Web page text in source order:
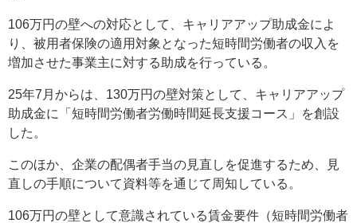
106万円の壁への対応として、キャリアアップ助成金によ
り、被用者保険の適用対象となった短時間労働者の収入を
増加させた事業主に対する助成を行っている。
25年7月からは、130万円の壁対策として、キャリアアップ
助成金に「短時間労働者労働時間延長支援コース」を創設
した。
このほか、企業の配偶者手当の見直しを促進するため、見
直しの手順について資料等を通じて周知している。
106万円の壁として意識されている賃金要件（短時間労働者